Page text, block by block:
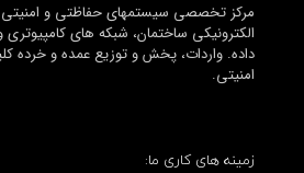
مرکز تخصصی سیستمهای حفاظتی و امنیتی
الکترونیکی ساختمان، شبکه های کامپیوتری
داده. واردات، پخش و توزیع عمده و خرده
امنیتی.
زمینه های کاری ما: